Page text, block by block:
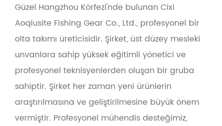
Güzel Hangzhou Körfezi'nde bulunan Cixi
Aoqiusite Fishing Gear Co., Ltd., profesyonel bir
olta takımı üreticisidir. Şirket, üst düzey mesleki
unvanlara sahip yüksek eğitimli yönetici ve
profesyonel teknisyenlerden oluşan bir gruba
sahiptir. Şirket her zaman yeni ürünlerin
araştırılmasına ve geliştirilmesine büyük önem
vermiştir. Profesyonel mühendis desteğimiz,